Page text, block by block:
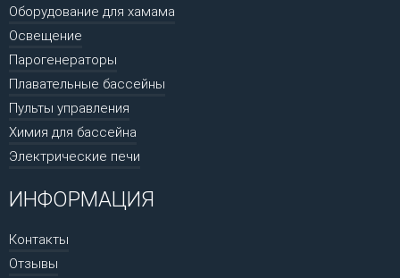
Оборудование для хамама
Освещение
Парогенераторы
Плавательные бассейны
Пульты управления
Химия для бассейна
Электрические печи
ИНФОРМАЦИЯ
Контакты
Отзывы